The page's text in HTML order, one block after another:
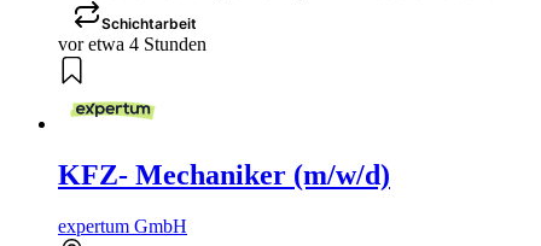
Schichtarbeit
vor etwa 4 Stunden
KFZ- Mechaniker (m/w/d)
expertum GmbH